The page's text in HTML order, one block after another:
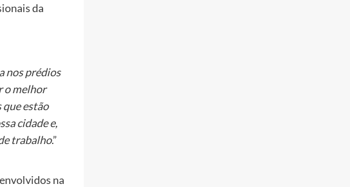
da
nos prédios
o melhor
estão
cidade e,
trabalho.”
na